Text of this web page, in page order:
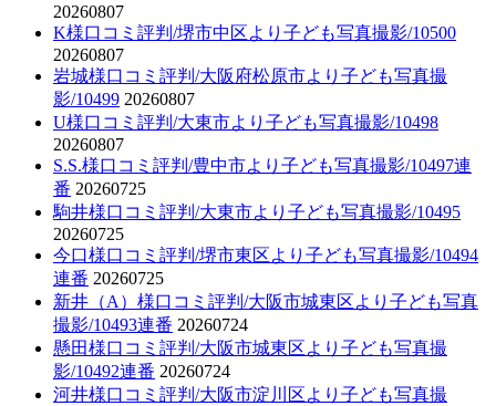
20260807
K様口コミ評判/堺市中区より子ども写真撮影/10500
20260807
岩城様口コミ評判/大阪府松原市より子ども写真撮
影/10499 20260807
U様口コミ評判/大東市より子ども写真撮影/10498
20260807
S.S.様口コミ評判/豊中市より子ども写真撮影/10497連
番 20260725
駒井様口コミ評判/大東市より子ども写真撮影/10495
20260725
今口様口コミ評判/堺市東区より子ども写真撮影/10494
連番 20260725
新井（A）様口コミ評判/大阪市城東区より子ども写真
撮影/10493連番 20260724
懸田様口コミ評判/大阪市城東区より子ども写真撮
影/10492連番 20260724
河井様口コミ評判/大阪市淀川区より子ども写真撮